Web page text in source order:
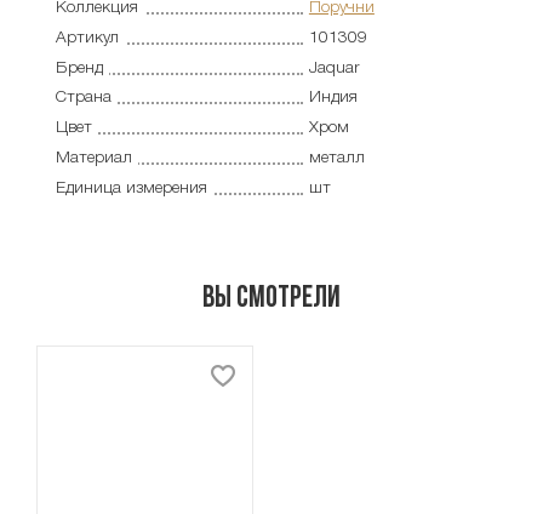
Коллекция
Поручни
Артикул
101309
Бренд
Jaquar
Страна
Индия
Цвет
Хром
Материал
металл
Единица измерения
шт
Вы смотрели